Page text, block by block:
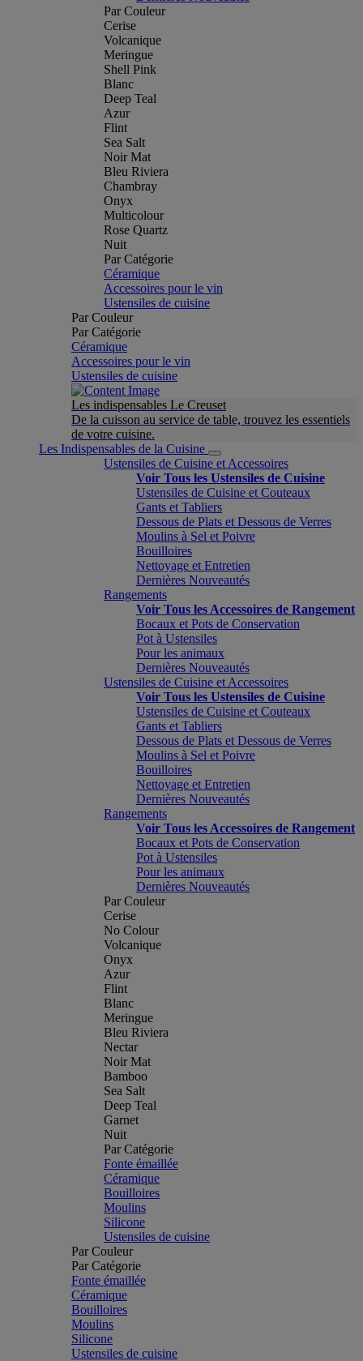
Par Couleur
Cerise
Volcanique
Meringue
Shell Pink
Blanc
Deep Teal
Azur
Flint
Sea Salt
Noir Mat
Bleu Riviera
Chambray
Onyx
Multicolour
Rose Quartz
Nuit
Par Catégorie
Céramique
Accessoires pour le vin
Ustensiles de cuisine
Par Couleur
Par Catégorie
Céramique
Accessoires pour le vin
Ustensiles de cuisine
Les indispensables Le Creuset
De la cuisson au service de table, trouvez les essentiels
de votre cuisine.
Les Indispensables de la Cuisine
Ustensiles de Cuisine et Accessoires
Voir Tous les Ustensiles de Cuisine
Ustensiles de Cuisine et Couteaux
Gants et Tabliers
Dessous de Plats et Dessous de Verres
Moulins à Sel et Poivre
Bouilloires
Nettoyage et Entretien
Dernières Nouveautés
Rangements
Voir Tous les Accessoires de Rangement
Bocaux et Pots de Conservation
Pot à Ustensiles
Pour les animaux
Dernières Nouveautés
Ustensiles de Cuisine et Accessoires
Voir Tous les Ustensiles de Cuisine
Ustensiles de Cuisine et Couteaux
Gants et Tabliers
Dessous de Plats et Dessous de Verres
Moulins à Sel et Poivre
Bouilloires
Nettoyage et Entretien
Dernières Nouveautés
Rangements
Voir Tous les Accessoires de Rangement
Bocaux et Pots de Conservation
Pot à Ustensiles
Pour les animaux
Dernières Nouveautés
Par Couleur
Cerise
No Colour
Volcanique
Onyx
Azur
Flint
Blanc
Meringue
Bleu Riviera
Nectar
Noir Mat
Bamboo
Sea Salt
Deep Teal
Garnet
Nuit
Par Catégorie
Fonte émaillée
Céramique
Bouilloires
Moulins
Silicone
Ustensiles de cuisine
Par Couleur
Par Catégorie
Fonte émaillée
Céramique
Bouilloires
Moulins
Silicone
Ustensiles de cuisine